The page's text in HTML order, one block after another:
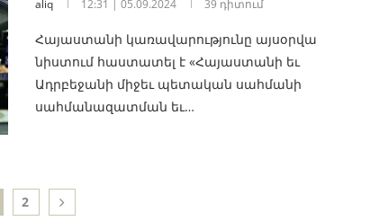
aliq 12:31 | 05.09.2024 39 դիտում
Հայաստանի կառավարությունը այսօրվա
նիստում հաստատել է «Հայաստանի եւ
Ադրբեջանի միջեւ պետական սահմանի
սահմանազատման եւ…
2